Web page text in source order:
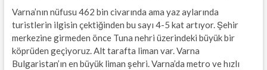
Varna’nın nüfusu 462 bin civarında ama yaz aylarında
turistlerin ilgisin çektiğinden bu sayı 4-5 kat artıyor. Şehir
merkezine girmeden önce Tuna nehri üzerindeki büyük bir
köprüden geçiyoruz. Alt tarafta liman var. Varna
Bulgaristan’ın en büyük liman şehri. Varna’da metro ve hızlı